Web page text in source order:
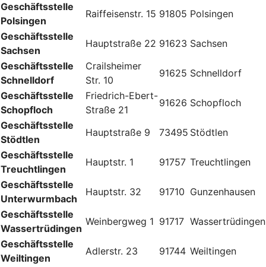
Geschäftsstelle
Polsingen
Raiffeisenstr. 15 91805 Polsingen
Geschäftsstelle
Sachsen
Hauptstraße 22 91623 Sachsen
Geschäftsstelle
Schnelldorf
Crailsheimer
Str. 10
91625 Schnelldorf
Geschäftsstelle
Schopfloch
Friedrich-Ebert-
Straße 21
91626 Schopfloch
Geschäftsstelle
Stödtlen
Hauptstraße 9 73495 Stödtlen
Geschäftsstelle
Treuchtlingen
Hauptstr. 1 91757 Treuchtlingen
Geschäftsstelle
Unterwurmbach
Hauptstr. 32 91710 Gunzenhausen
Geschäftsstelle
Wassertrüdingen
Weinbergweg 1 91717 Wassertrüdingen
Geschäftsstelle
Weiltingen
Adlerstr. 23 91744 Weiltingen